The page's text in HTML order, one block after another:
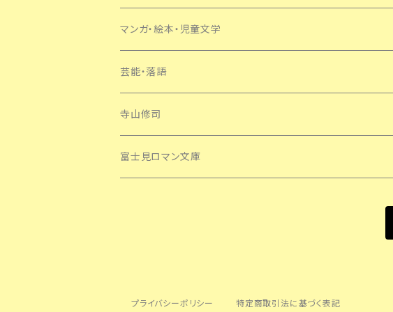
マンガ・絵本・児童文学
芸能・落語
寺山修司
富士見ロマン文庫
プライバシーポリシー 特定商取引法に基づく表記